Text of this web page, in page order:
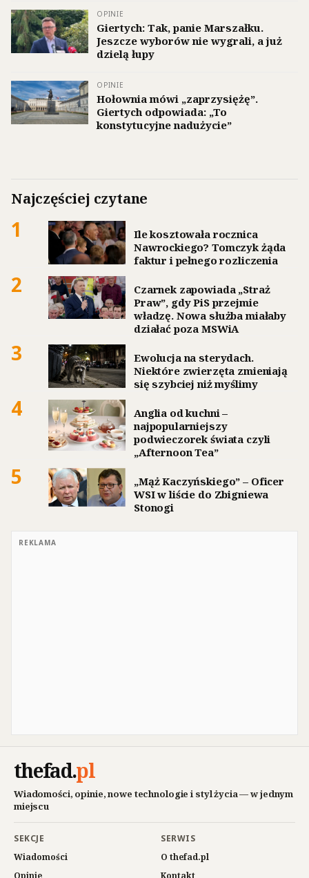
OPINIE
Giertych: Tak, panie Marszałku.
Jeszcze wyborów nie wygrali, a już
dzielą łupy
OPINIE
Hołownia mówi „zaprzysiężę”.
Giertych odpowiada: „To
konstytucyjne nadużycie”
Najczęściej czytane
1
Ile kosztowała rocznica
Nawrockiego? Tomczyk żąda
faktur i pełnego rozliczenia
2
Czarnek zapowiada „Straż
Praw”, gdy PiS przejmie
władzę. Nowa służba miałaby
działać poza MSWiA
3
Ewolucja na sterydach.
Niektóre zwierzęta zmieniają
się szybciej niż myślimy
4
Anglia od kuchni –
najpopularniejszy
podwieczorek świata czyli
„Afternoon Tea”
5
„Mąż Kaczyńskiego” – Oficer
WSI w liście do Zbigniewa
Stonogi
REKLAMA
thefad.pl
Wiadomości, opinie, nowe technologie i styl życia — w jednym
miejscu
SEKCJE
Wiadomości
Opinie
SERWIS
O thefad.pl
Kontakt